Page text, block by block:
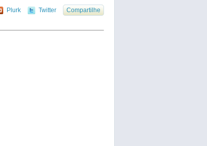
Plurk Twitter Compartilhe